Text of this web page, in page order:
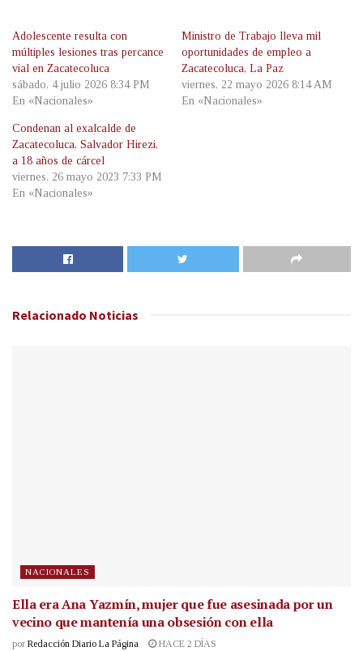
Adolescente resulta con
múltiples lesiones tras percance
vial en Zacatecoluca
sábado, 4 julio 2026 8:34 PM
En «Nacionales»
Ministro de Trabajo lleva mil
oportunidades de empleo a
Zacatecoluca, La Paz
viernes, 22 mayo 2026 8:14 AM
En «Nacionales»
Condenan al exalcalde de
Zacatecoluca, Salvador Hirezi,
a 18 años de cárcel
viernes, 26 mayo 2023 7:33 PM
En «Nacionales»
Relacionado Noticias
NACIONALES
Ella era Ana Yazmín, mujer que fue asesinada por un
vecino que mantenía una obsesión con ella
por Redacción Diario La Página HACE 2 DÍAS